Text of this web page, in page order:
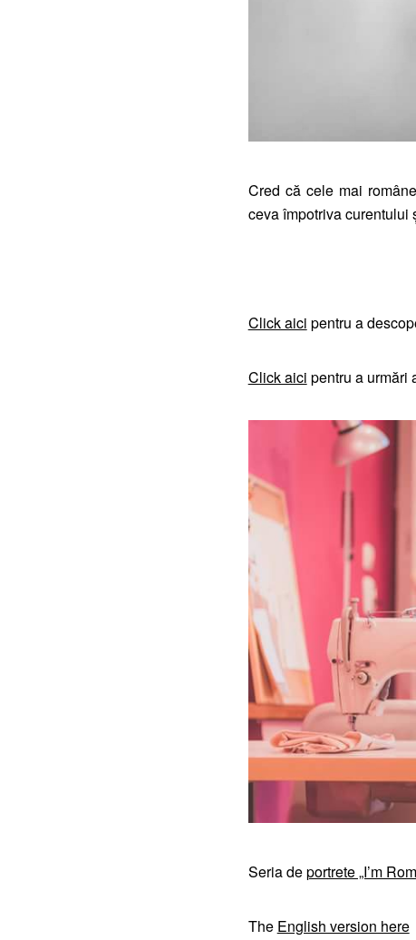
Cred că cele mai
ceva împotriva curentului
Click aici pentru a
Click aici pentru a urmări
Seria deportrete „I’m
The English version here